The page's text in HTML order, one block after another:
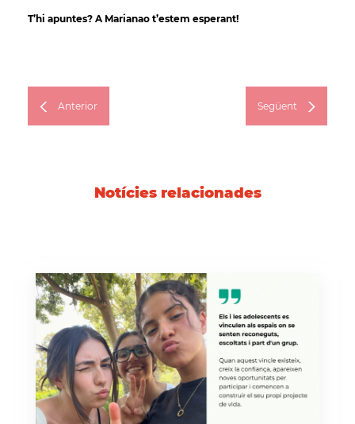
T’hi apuntes? A Marianao t’estem esperant!
Anterior Següent
Notícies relacionades